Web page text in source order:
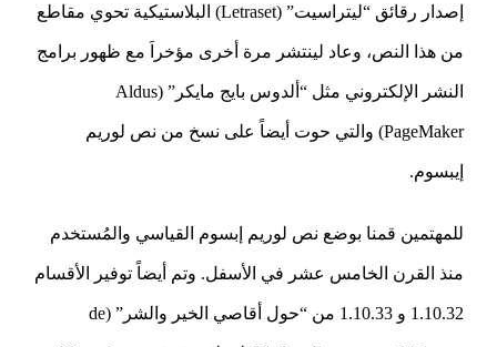
إصدار رقائق “ليتراسيت” (Letraset) البلاستيكية تحوي مقاطع
من هذا النص، وعاد لينتشر مرة أخرى مؤخراَ مع ظهور برامج
النشر الإلكتروني مثل “ألدوس بايج مايكر” (Aldus
PageMaker) والتي حوت أيضاً على نسخ من نص لوريم
إيبسوم.
للمهتمين قمنا بوضع نص لوريم إبسوم القياسي والمُستخدم
منذ القرن الخامس عشر في الأسفل. وتم أيضاً توفير الأقسام
1.10.32 و 1.10.33 من “حول أقاصي الخير والشر” (de